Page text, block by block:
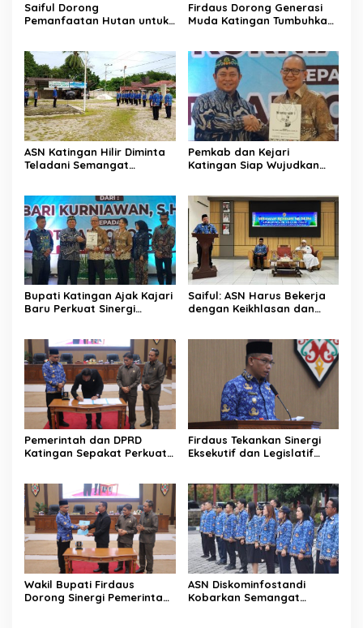
Saiful Dorong
Pemanfaatan Hutan untuk
Firdaus Dorong Generasi
Muda Katingan Tumbuhkan
ASN Katingan Hilir Diminta
Teladani Semangat
Pemkab dan Kejari
Katingan Siap Wujudkan
Bupati Katingan Ajak Kajari
Baru Perkuat Sinergi
Saiful: ASN Harus Bekerja
dengan Keikhlasan dan
Pemerintah dan DPRD
Katingan Sepakat Perkuat
Firdaus Tekankan Sinergi
Eksekutif dan Legislatif
Wakil Bupati Firdaus
Dorong Sinergi Pemerintah
ASN Diskominfostandi
Kobarkan Semangat